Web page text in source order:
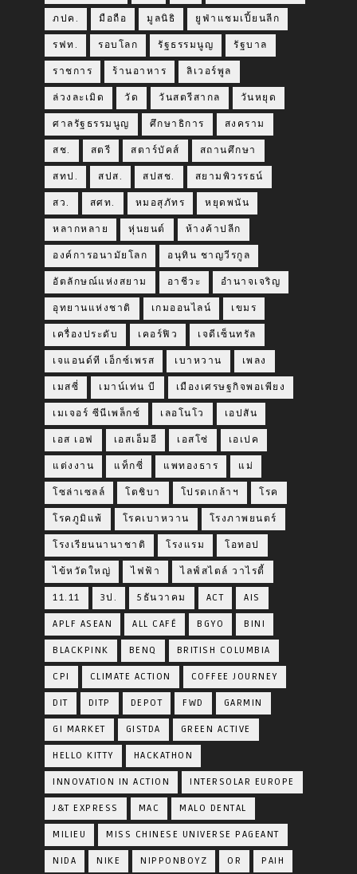
ภปค. มือถือ มูลนิธิ ยูฟ่าแชมเปี้ยนลีก
รฟท. รอบโลก รัฐธรรมนูญ รัฐบาล
ราชการ ร้านอาหาร ลิเวอร์พูล
ล่วงละเมิด วัด วันสตรีสากล วันหยุด
ศาลรัฐธรรมนูญ ศึกษาธิการ สงคราม
สช. สตรี สตาร์บัคส์ สถานศึกษา
สทป. สปส. สปสช. สยามพิวรรธน์
สว. สศท. หมอสุภัทร หยุดพนัน
หลากหลาย หุ่นยนต์ ห้างค้าปลีก
องค์การอนามัยโลก อนุทิน ชาญวีรกูล
อัตลักษณ์แห่งสยาม อาชีวะ อำนาจเจริญ
อุทยานแห่งชาติ เกมออนไลน์ เขมร
เครื่องประดับ เคอร์ฟิว เจดีเซ็นทรัล
เจแอนด์ที เอ็กซ์เพรส เบาหวาน เพลง
เมสซี่ เมาน์เท่น บี เมืองเศรษฐกิจพอเพียง
เมเจอร์ ซีนีเพล็กซ์ เลอโนโว เอปสัน
เอส เอฟ เอสเอ็มอี เอสโซ่ เอเปค
แต่งงาน แท็กซี่ แพทองธาร แม่
โซล่าเซลล์ โตชิบา โปรดเกล้าฯ โรค
โรคภูมิแพ้ โรคเบาหวาน โรงภาพยนตร์
โรงเรียนนานาชาติ โรงแรม โอทอป
ไข้หวัดใหญ่ ไฟฟ้า ไลฟ์สไตล์ วาไรตี้
11.11 3ป. 5ธันวาคม ACT AIS
APLF ASEAN ALL CAFÉ BGYO BINI
BLACKPINK BENQ BRITISH COLUMBIA
CPI CLIMATE ACTION COFFEE JOURNEY
DIT DITP DEPOT FWD GARMIN
GI MARKET GISTDA GREEN ACTIVE
HELLO KITTY HACKATHON
INNOVATION IN ACTION INTERSOLAR EUROPE
J&T EXPRESS MAC MALO DENTAL
MILIEU MISS CHINESE UNIVERSE PAGEANT
NIDA NIKE NIPPONBOYZ OR PAIH